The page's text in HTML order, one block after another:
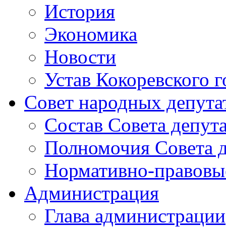
История
Экономика
Новости
Устав Кокоревского
Совет народных
Состав Совета
Полномочия Совета
Нормативно-
Администрация
Глава администрации